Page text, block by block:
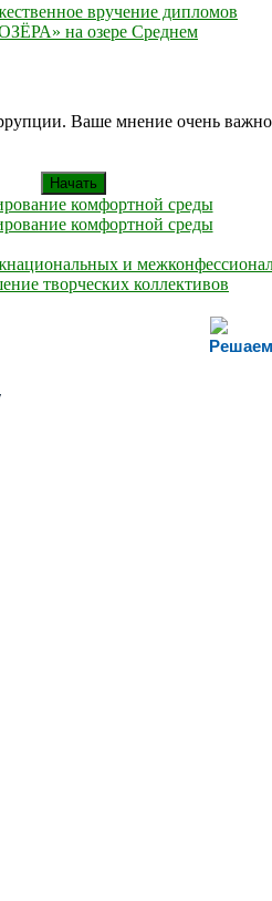
вручение дипломов
на озере Среднем
Ваше мнение очень
Начать